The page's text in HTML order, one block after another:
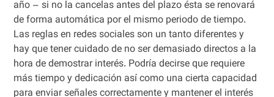
año – si no la cancelas antes del plazo ésta se renovará
de forma automática por el mismo periodo de tiempo.
Las reglas en redes sociales son un tanto diferentes y
hay que tener cuidado de no ser demasiado directos a la
hora de demostrar interés. Podría decirse que requiere
más tiempo y dedicación así como una cierta capacidad
para enviar señales correctamente y mantener el interés